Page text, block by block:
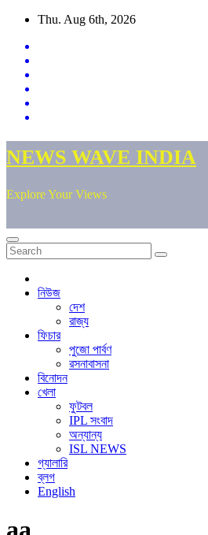
Skip
content
Thu. Aug 6th, 2026
NEWS WAVE INDIA
Explore Your Views
নিউজ
দেশ
রাজ্য
ফিচার
পুজো পার্বণ
রসনাবাসনা
বিনোদন
খেলা
ফুটবল
IPL সংবাদ
অন্যান্য
ISL NEWS
গ্যালারি
ব্লগ
English